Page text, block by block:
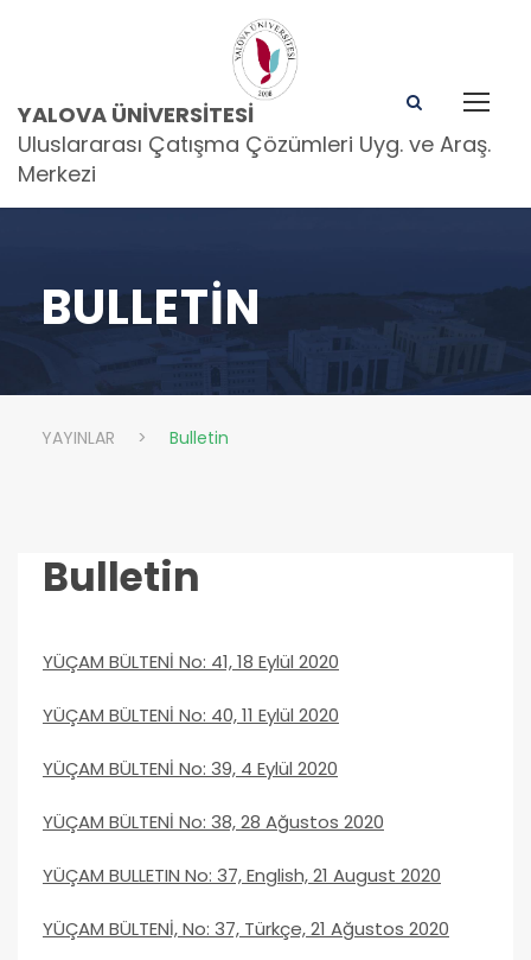
YALOVA ÜNIVERSITESI
Uluslararası Çatışma Çözümleri Uyg. ve Araş.
Merkezi
BULLETIN
YAYINLAR > Bulletin
Bulletin
YÜÇAM BÜLTENİ No: 41, 18 Eylül 2020
YÜÇAM BÜLTENİ No: 40, 11 Eylül 2020
YÜÇAM BÜLTENİ No: 39, 4 Eylül 2020
YÜÇAM BÜLTENİ No: 38, 28 Ağustos 2020
YÜÇAM BULLETIN No: 37, English, 21 August 2020
YÜÇAM BÜLTENİ, No: 37, Türkçe, 21 Ağustos 2020